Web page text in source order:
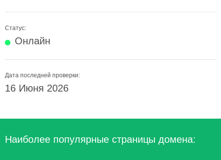
Статус:
Онлайн
Дата последней проверки:
16 Июня 2026
Наиболее популярные страницы домена: